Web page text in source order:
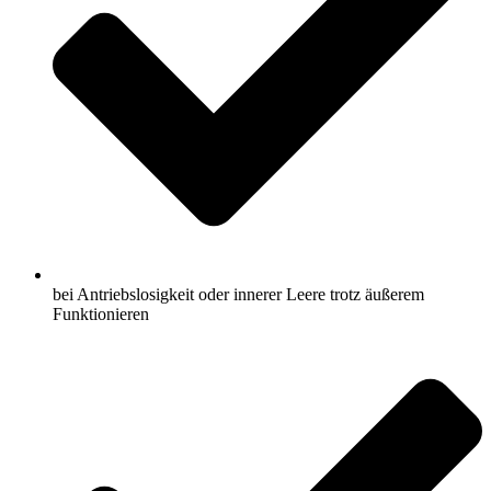
bei Antriebslosigkeit oder innerer Leere trotz äußerem
Funktionieren